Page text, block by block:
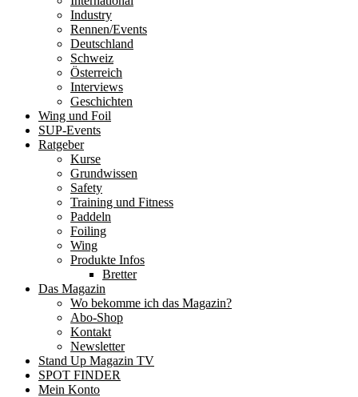
Industry
Rennen/Events
Deutschland
Schweiz
Österreich
Interviews
Geschichten
Wing und Foil
SUP-Events
Ratgeber
Kurse
Grundwissen
Safety
Training und Fitness
Paddeln
Foiling
Wing
Produkte Infos
Bretter
Das Magazin
Wo bekomme ich das Magazin?
Abo-Shop
Kontakt
Newsletter
Stand Up Magazin TV
SPOT FINDER
Mein Konto